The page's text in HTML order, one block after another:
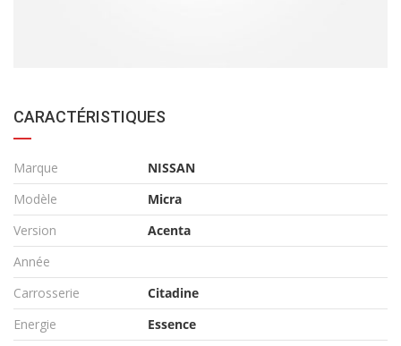
CARACTÉRISTIQUES
Marque
NISSAN
Modèle
Micra
Version
Acenta
Année
Carrosserie
Citadine
Energie
Essence